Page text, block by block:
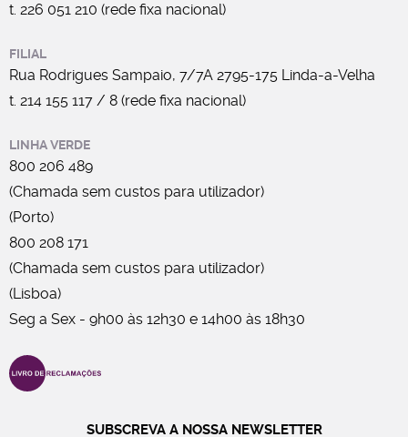
t. 226 051 210 (rede fixa nacional)
FILIAL
Rua Rodrigues Sampaio, 7/7A 2795-175 Linda-a-Velha
t. 214 155 117 / 8 (rede fixa nacional)
LINHA VERDE
800 206 489
(Chamada sem custos para utilizador)
(Porto)
800 208 171
(Chamada sem custos para utilizador)
(Lisboa)
Seg a Sex - 9h00 às 12h30 e 14h00 às 18h30
SUBSCREVA A NOSSA NEWSLETTER